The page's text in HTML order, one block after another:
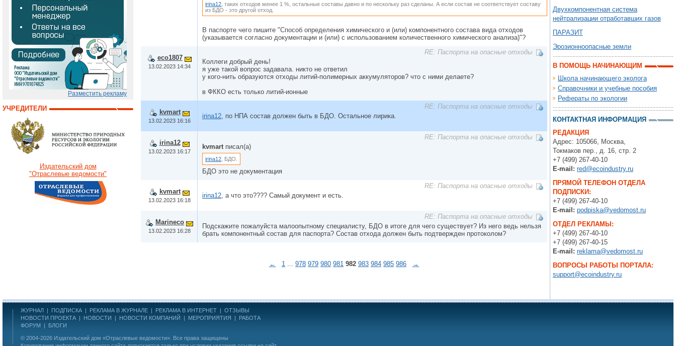
Разместить рекламу
УЧРЕДИТЕЛИ
Издательский дом
"Отраслевые ведомости"
irina12 , таких отходов менее 1 %, остальные составы давно и по нескольку раз сделаны. А если состав не соответствует составу
из БДО - это другой отход.
В паспорте чего пишите "Способ определения химического и (или) компонентного состава вида отходов
(указывается согласно документации и (или) с использованием количественного химического анализа)"?
eco1807
13.02.2023 14:34
RE: Паспорта на опасные отходы
Коллеги добрый день!
я уже такой вопрос задавала. никто не ответил
у кого-нить образуются отходы литий-полимерных аккумуляторов? что с ними делаете?
в ФККО есть только литий-ионные
kvmart
13.02.2023 16:16
RE: Паспорта на опасные отходы
irina12, по НПА состав должен быть в БДО. Остальное лирика.
irina12
13.02.2023 16:17
RE: Паспорта на опасные отходы
kvmartписал(а)
irina12 , БДО.
БДО это не документация
kvmart
13.02.2023 16:18
RE: Паспорта на опасные отходы
irina12, а что это???? Самый документ и есть.
Marineco
13.02.2023 16:28
RE: Паспорта на опасные отходы
Подскажите пожалуйста малоопытному специалисту, БДО в итоге для чего существует? Из него ведь нельзя
брать компонентный состав для паспорта? Состав отхода должен быть подтвержден протоколом?
← 1 ... 978 979 980 981 982 983 984 985 986 →
Двухкомпонентная система
нейтрализации отработавших газов
ПАРАЗИТ
Эрозионноопасные земли
В ПОМОЩЬ НАЧИНАЮЩИМ
Школа начинающего эколога
Справочники и учебные пособия
Рефераты по экологии
КОНТАКТНАЯ ИНФОРМАЦИЯ
РЕДАКЦИЯ
Адрес: 105066, Москва,
Токмаков пер., д. 16, стр. 2
+7 (499) 267-40-10
E-mail: red@ecoindustry.ru
ПРЯМОЙ ТЕЛЕФОН ОТДЕЛА
ПОДПИСКИ:
+7 (499) 267-40-10
E-mail: podpiska@vedomost.ru
ОТДЕЛ РЕКЛАМЫ:
+7 (499) 267-40-10
+7 (499) 267-40-15
E-mail: reklama@vedomost.ru
ВОПРОСЫ РАБОТЫ ПОРТАЛА:
support@ecoindustry.ru
ЖУРНАЛ | ПОДПИСКА | РЕКЛАМА В ЖУРНАЛЕ | РЕКЛАМА В ИНТЕРНЕТ | ОТЗЫВЫ
НОВОСТИ ПРОЕКТА | НОВОСТИ | НОВОСТИ КОМПАНИЙ | МЕРОПРИЯТИЯ | РАБОТА
ФОРУМ | БЛОГИ
© 2004-2026 Издательский дом «Отраслевые ведомости» . Все права защищены